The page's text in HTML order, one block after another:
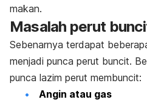
makan.
Masalah perut
Sebenarnya terdapat
menjadi punca perut buncit.
punca lazim perut membuncit:
Angin atau gas